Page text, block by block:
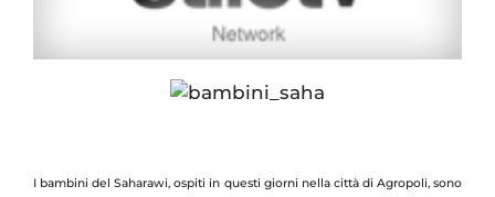
I bambini del Saharawi, ospiti in questi giorni nella città di Agropoli, sono